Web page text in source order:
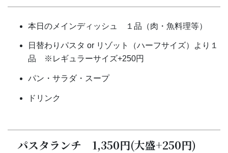
本日のメインディッシュ １品（肉・魚料理等）
日替わりパスタ or リゾット（ハーフサイズ）より１
品 ※レギュラーサイズ+250円
パン・サラダ・スープ
ドリンク
パスタランチ 1,350円(大盛+250円)